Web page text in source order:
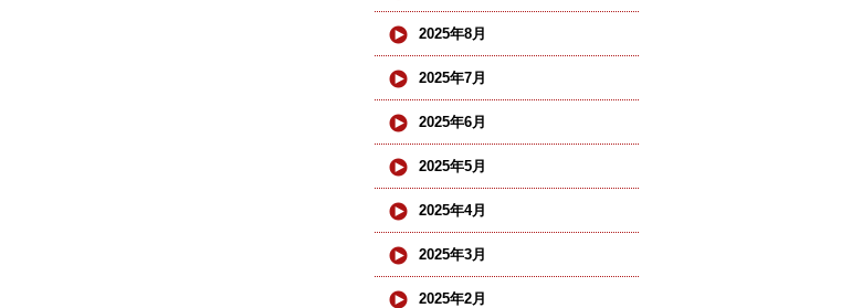
2025年8月
2025年7月
2025年6月
2025年5月
2025年4月
2025年3月
2025年2月